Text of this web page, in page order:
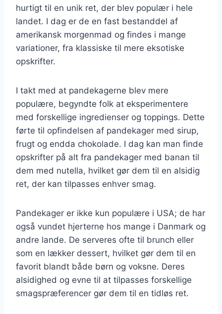
hurtigt til en unik ret, der blev populær i hele
landet. I dag er de en fast bestanddel af
amerikansk morgenmad og findes i mange
variationer, fra klassiske til mere eksotiske
opskrifter.
I takt med at pandekagerne blev mere
populære, begyndte folk at eksperimentere
med forskellige ingredienser og toppings. Dette
førte til opfindelsen af pandekager med sirup,
frugt og endda chokolade. I dag kan man finde
opskrifter på alt fra pandekager med banan til
dem med nutella, hvilket gør dem til en alsidig
ret, der kan tilpasses enhver smag.
Pandekager er ikke kun populære i USA; de har
også vundet hjerterne hos mange i Danmark og
andre lande. De serveres ofte til brunch eller
som en lækker dessert, hvilket gør dem til en
favorit blandt både børn og voksne. Deres
alsidighed og evne til at tilpasses forskellige
smagspræferencer gør dem til en tidløs ret.